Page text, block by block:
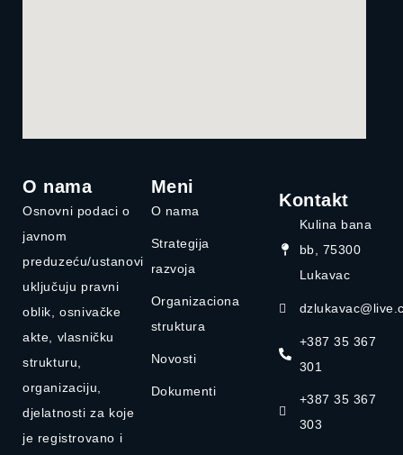
O nama
Osnovni podaci o
javnom
preduzeću/ustanovi
uključuju pravni
oblik, osnivačke
akte, vlasničku
strukturu,
organizaciju,
djelatnosti za koje
je registrovano i
Meni
O nama
Strategija
razvoja
Organizaciona
struktura
Novosti
Dokumenti
Kontakt
Kulina bana
bb, 75300
Lukavac
+387 35 367
301
+387 35 367
303